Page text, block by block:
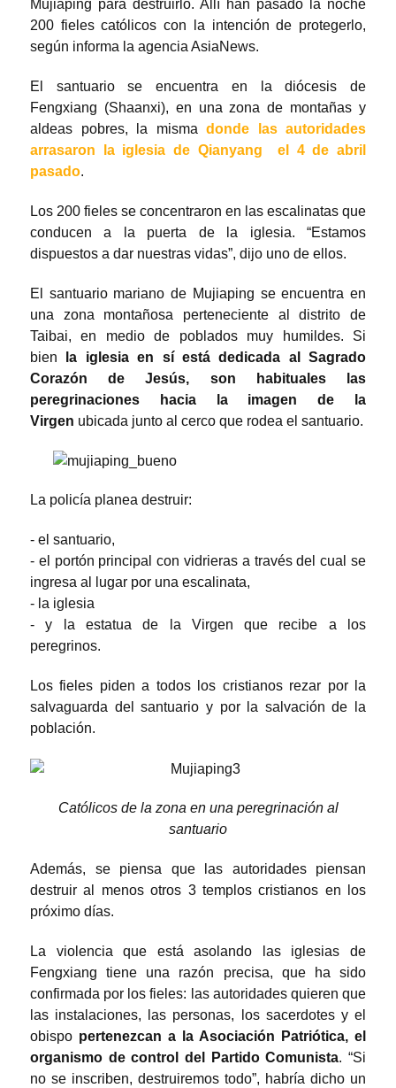
Mujiaping para destruirlo. Allí han pasado la noche
200 fieles católicos con la intención de protegerlo,
según informa la agencia AsiaNews.
El santuario se encuentra en la diócesis de
Fengxiang (Shaanxi), en una zona de montañas y
aldeas pobres, la misma donde las autoridades
arrasaron la iglesia de Qianyang el 4 de abril
pasado.
Los 200 fieles se concentraron en las escalinatas que
conducen a la puerta de la iglesia. “Estamos
dispuestos a dar nuestras vidas”, dijo uno de ellos.
El santuario mariano de Mujiaping se encuentra en
una zona montañosa perteneciente al distrito de
Taibai, en medio de poblados muy humildes. Si
bien
la iglesia en sí está dedicada al Sagrado
Corazón de Jesús, son habituales las
peregrinaciones hacia la imagen de la
Virgen ubicada junto al cerco que rodea el santuario.
La policía planea destruir:
- el santuario,
- el portón principal con vidrieras a través del cual se
ingresa al lugar por una escalinata,
- la iglesia
- y la estatua de la Virgen que recibe a los
peregrinos.
Los fieles piden a todos los cristianos rezar por la
salvaguarda del santuario y por la salvación de la
población.
Católicos de la zona en una peregrinación al
santuario
Además, se piensa que las autoridades piensan
destruir al menos otros 3 templos cristianos en los
próximo días.
La violencia que está asolando las iglesias de
Fengxiang tiene una razón precisa, que ha sido
confirmada por los fieles: las autoridades quieren que
las instalaciones, las personas, los sacerdotes y el
obispo pertenezcan a la Asociación Patriótica, el
organismo de control del Partido Comunista. “Si
no se inscriben, destruiremos todo”, habría dicho un